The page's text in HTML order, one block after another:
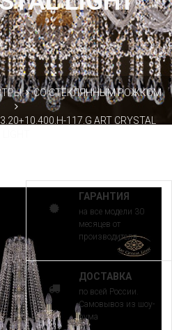
СО СТЕКЛЯННЫМ РОЖКОМ
117.G ART CRYSTAL
ГАРАНТИЯ
на все модели 30
месяцев от
производителя
ДОСТАВКА
по всей России.
Самовывоз из шоу-
рума